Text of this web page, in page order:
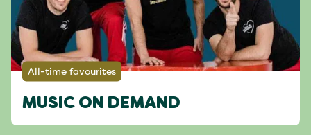
All-time favourites
MUSIC ON DEMAND